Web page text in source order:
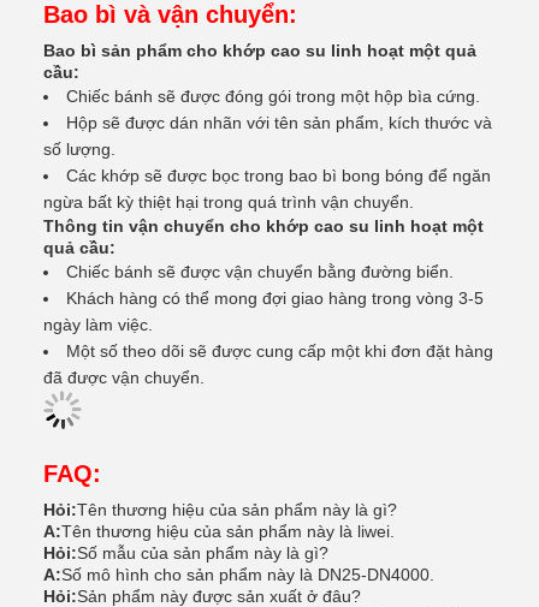
Bao bì và vận chuyển:
Bao bì sản phẩm cho khớp cao su linh hoạt một quả
cầu:
Chiếc bánh sẽ được đóng gói trong một hộp bìa cứng.
Hộp sẽ được dán nhãn với tên sản phẩm, kích thước và
số lượng.
Các khớp sẽ được bọc trong bao bì bong bóng để ngăn
ngừa bất kỳ thiệt hại trong quá trình vận chuyển.
Thông tin vận chuyển cho khớp cao su linh hoạt một
quả cầu:
Chiếc bánh sẽ được vận chuyển bằng đường biển.
Khách hàng có thể mong đợi giao hàng trong vòng 3-5
ngày làm việc.
Một số theo dõi sẽ được cung cấp một khi đơn đặt hàng
đã được vận chuyển.
FAQ:
Hỏi:Tên thương hiệu của sản phẩm này là gì?
A:Tên thương hiệu của sản phẩm này là liwei.
Hỏi:Số mẫu của sản phẩm này là gì?
A:Số mô hình cho sản phẩm này là DN25-DN4000.
Hỏi:Sản phẩm này được sản xuất ở đâu?